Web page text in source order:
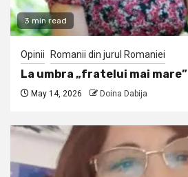
3 min read
Opinii Romanii din jurul Romaniei
La umbra „fratelui mai mare”
May 14, 2026 Doina Dabija